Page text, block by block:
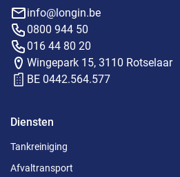
info@longin.be
0800 944 50
016 44 80 20
Wingepark 15, 3110 Rotselaar
BE 0442.564.577
Diensten
Tankreiniging
Afvaltransport